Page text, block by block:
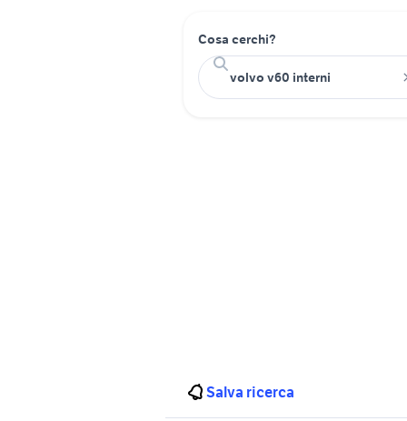
Cosa cerchi?
Salva ricerca